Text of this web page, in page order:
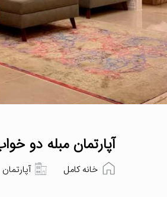
آپارتمان مبله دو
خانه کامل آپارتمان